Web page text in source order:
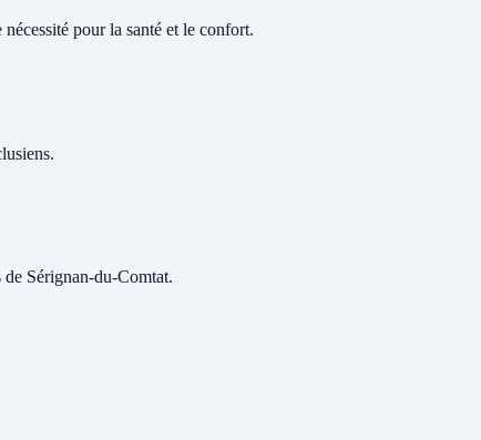
pour la santé et le confort.
Sérignan-du-Comtat.